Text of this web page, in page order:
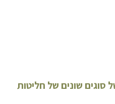
סוגים שונים של חליטות